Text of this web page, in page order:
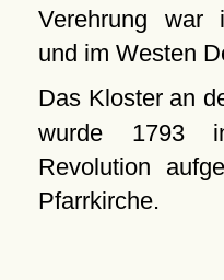
Verehrung war
und im Westen
Das Kloster an
wurde 1793
Revolution
Pfarrkirche.